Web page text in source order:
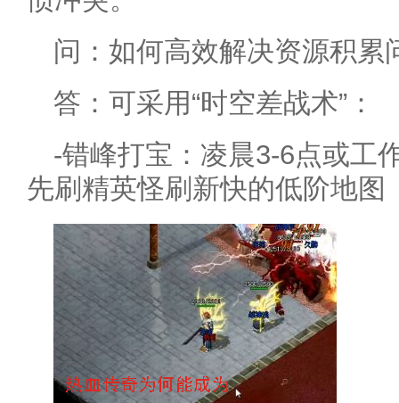
问：如何高效解决资源积累
答：可采用“时空差战术”：
-错峰打宝：凌晨3-6点或工
先刷精英怪刷新快的低阶地图